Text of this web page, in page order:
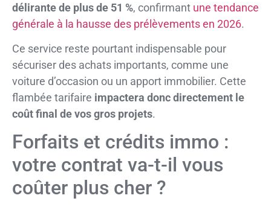
délirante de plus de 51 %, confirmant une tendance
générale à la hausse des prélèvements en 2026.
Ce service reste pourtant indispensable pour
sécuriser des achats importants, comme une
voiture d’occasion ou un apport immobilier. Cette
flambée tarifaire impactera donc directement le
coût final de vos gros projets.
Forfaits et crédits immo :
votre contrat va-t-il vous
coûter plus cher ?